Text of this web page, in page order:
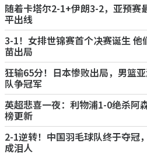
随着卡塔尔2-1+伊朗3-2，亚预赛
平出线
3-1！女排世锦赛首个决赛诞生
苗出局
狂输65分！日本惨败出局，男篮
队争冠军
英超悲喜一夜：利物浦1-0绝杀阿
榜更新
2-1逆转！中国羽毛球队终于夺冠
成泪人